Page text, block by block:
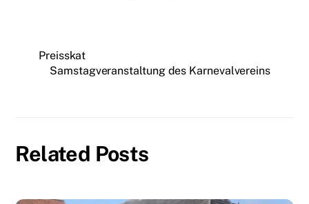
Preisskat
Samstagveranstaltung des Karnevalvereins
Related Posts